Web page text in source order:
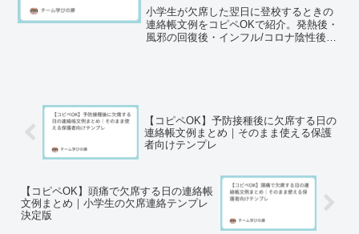
向け）
小学生が欠席した翌日に登校するときの
連絡帳文例をコピペOKで紹介。発熱後・
風邪の回復後・インフル/コロナ陰性後な
【コピペOK】予防接種後に欠席する日の
連絡帳文例まとめ｜そのまま使える保護
者向けテンプレ
【コピペOK】頭痛で欠席する日の連絡帳
文例まとめ｜小学生の欠席連絡テンプレ
決定版